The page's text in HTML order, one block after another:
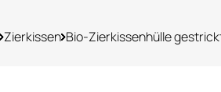
Zierkissen Bio-Zierkissenhülle